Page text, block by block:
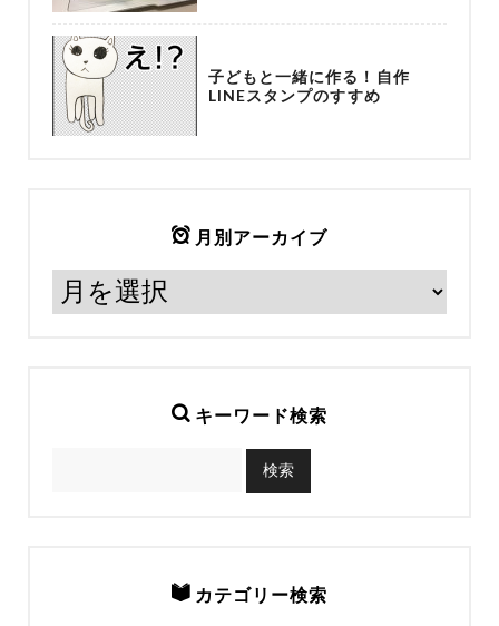
子どもと一緒に作る！自作
LINEスタンプのすすめ
月別アーカイブ
キーワード検索
カテゴリー検索